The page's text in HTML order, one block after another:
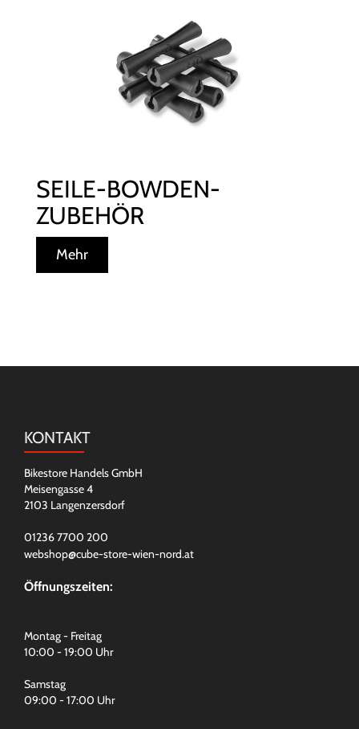
SEILE-BOWDEN-
ZUBEHÖR
Mehr
KONTAKT
Bikestore Handels GmbH
Meisengasse 4
2103 Langenzersdorf
01236 7700 200
webshop@cube-store-wien-nord.at
Öffnungszeiten:
Montag - Freitag
10:00 - 19:00 Uhr
Samstag
09:00 - 17:00 Uhr